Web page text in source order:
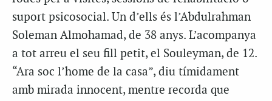
suport psicosocial. Un d’ells és l’Abdulrahman
Soleman Almohamad, de 38 anys. L’acompanya
a tot arreu el seu fill petit, el Souleyman, de 12.
“Ara soc l’home de la casa”, diu tímidament
amb mirada innocent, mentre recorda que